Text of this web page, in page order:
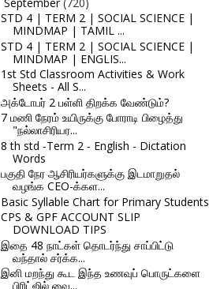
STD 4 | TERM 2 | SOCIAL SCIENCE |
MINDMAP | TAMIL ...
STD 4 | TERM 2 | SOCIAL SCIENCE |
MINDMAP | ENGLIS...
1st Std Classroom Activities & Work
Sheets - All S...
அக்டோபர் 2 பள்ளி திறக்க வேண்டும்?
7 மணி நேரம் உயிருக்கு போராடி பிழைத்து
"நல்லாசிரியர...
8 th std -Term 2 - English - Dictation
Words
பகுதி நேர ஆசிரியர்களுக்கு இடமாறுதல்
வழங்க CEO-க்கள...
Basic Syllable Chart for Primary Students
CPS & GPF ACCOUNT SLIP
DOWNLOAD TIPS
இதை 48 நாட்கள் தொடர்ந்து சாப்பிட்டு
வந்தால் சர்க்க...
இனி மறந்து கூட இந்த உணவுப் பொருட்களை
பிரிட்ஜில் வை...